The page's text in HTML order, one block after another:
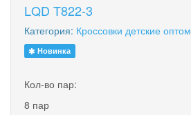
LQD T822-3
Категория: Кроссовки детские оптом
Новинка
Кол-во пар:
8 пар